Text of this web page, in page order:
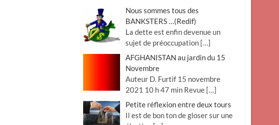
Nous sommes tous des
BANKSTERS …(Redif)
La dette est enfin devenue un
sujet de préoccupation […]
AFGHANISTAN au jardin du 15
Novembre
Auteur D. Furtif 15 novembre
2021 10 h 47 min Revue […]
Petite réflexion entre deux tours
Il est de bon ton de gloser sur une